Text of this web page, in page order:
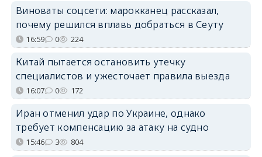
Виноваты соцсети: марокканец рассказал,
почему решился вплавь добраться в Сеуту
16:59 0 224
Китай пытается остановить утечку
специалистов и ужесточает правила выезда
16:07 0 172
Иран отменил удар по Украине, однако
требует компенсацию за атаку на судно
15:46 3 804